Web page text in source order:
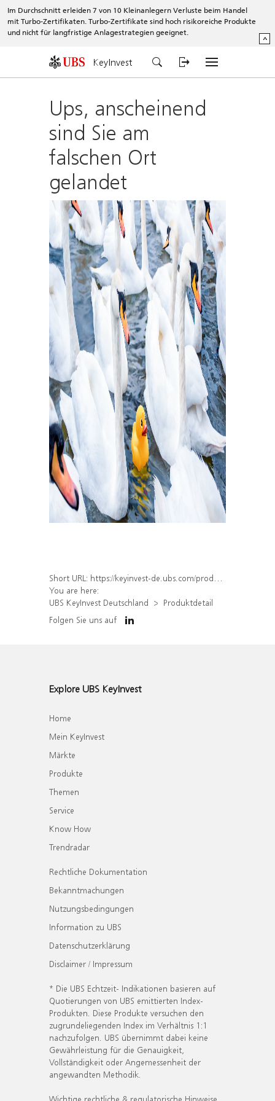
Im Durchschnitt erleiden 7 von 10 Kleinanlegern Verluste beim Handel
mit Turbo-Zertifikaten. Turbo-Zertifikate sind hoch risikoreiche Produkte
und nicht für langfristige Anlagestrategien geeignet.
^
KeyInvest
Ups, anscheinend
sind Sie am
falschen Ort
gelandet
Short URL: https://keyinvest-de.ubs.com/produkt/detail/index/isin/DE000WA7N0A6
You are here:
UBS KeyInvest Deutschland
Produktdetail
Folgen Sie uns auf
Explore UBS KeyInvest
Home
Mein KeyInvest
Märkte
Produkte
Themen
Service
Know How
Trendradar
Rechtliche Dokumentation
Bekanntmachungen
Nutzungsbedingungen
Information zu UBS
Datenschutzerklärung
Disclaimer / Impressum
* Die UBS Echtzeit- Indikationen basieren auf
Quotierungen von UBS emittierten Index-
Produkten. Diese Produkte versuchen den
zugrundeliegenden Index im Verhältnis 1:1
nachzufolgen. UBS übernimmt dabei keine
Gewährleistung für die Genauigkeit,
Vollständigkeit oder Angemessenheit der
angewandten Methodik.